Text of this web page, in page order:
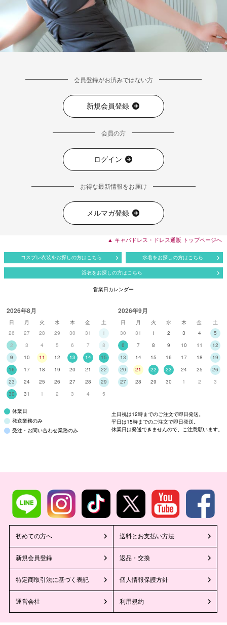
会員登録がお済みではない方
新規会員登録
会員の方
ログイン
お得な最新情報をお届け
メルマガ登録
▲ キャバドレス・ドレス通販 トップページへ
コスプレ衣装をお探しの方はこちら 水着をお探しの方はこちら
浴衣をお探しの方はこちら
営業日カレンダー
2026年8月
日 月 火 水 木 金
土
26
27 28 29 30 31
1
2
3 4 5 6 7
8
9
10 11 12 13 14
15
16
17 18 19 20 21
22
23
24 25 26 27 28
29
30
31 1 2 3 4 5
2026年9月
日 月 火 水 木 金
土
30
31 1 2 3 4
5
6
7 8 9 10 11
12
13
14 15 16 17 18
19
20
21 22 23 24 25
26
27
28 29 30 1 2 3
休業日
発送業務のみ
受注・お問い合わせ業務のみ
土日祝は12時までのご注文で即日発送。
平日は15時までのご注文で即日発送。
休業日は発送できませんので、ご注意願います。
初めての方へ 送料とお支払い方法
新規会員登録 返品・交換
特定商取引法に基づく表記 個人情報保護方針
運営会社 利用規約